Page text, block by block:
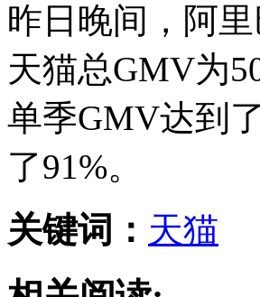
昨日晚间，阿
天猫总GMV为
单季GMV达到
了91%。
关键词： 天猫